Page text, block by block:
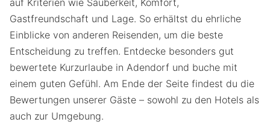
Gastfreundschaft und Lage. So erhältst du ehrliche
Einblicke von anderen Reisenden, um die beste
Entscheidung zu treffen. Entdecke besonders gut
bewertete Kurzurlaube in Adendorf und buche mit
einem guten Gefühl. Am Ende der Seite findest du die
Bewertungen unserer Gäste – sowohl zu den Hotels als
auch zur Umgebung.